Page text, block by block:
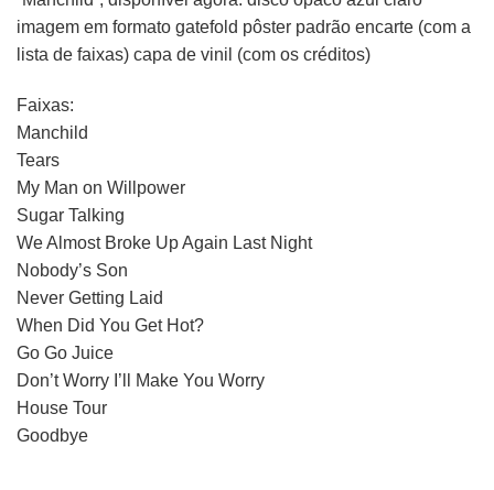
imagem em formato gatefold pôster padrão encarte (com a
lista de faixas) capa de vinil (com os créditos)
Faixas:
Manchild
Tears
My Man on Willpower
Sugar Talking
We Almost Broke Up Again Last Night
Nobody’s Son
Never Getting Laid
When Did You Get Hot?
Go Go Juice
Don’t Worry I’ll Make You Worry
House Tour
Goodbye